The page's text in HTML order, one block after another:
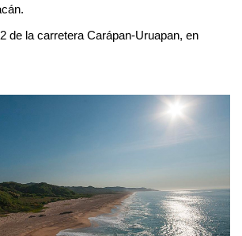
de la carretera Carápan-Uruapan, en